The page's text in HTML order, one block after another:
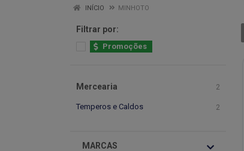
INÍCIO MINHOTO
Filtrar por:
Promoções
Mercearia 2
Temperos e Caldos 2
MARCAS